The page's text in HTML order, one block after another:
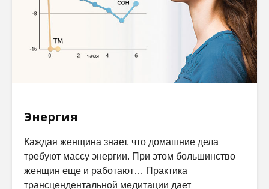
Энергия
Каждая женщина знает, что домашние дела
требуют массу энергии. При этом большинство
женщин еще и работают… Практика
трансцендентальной медитации дает